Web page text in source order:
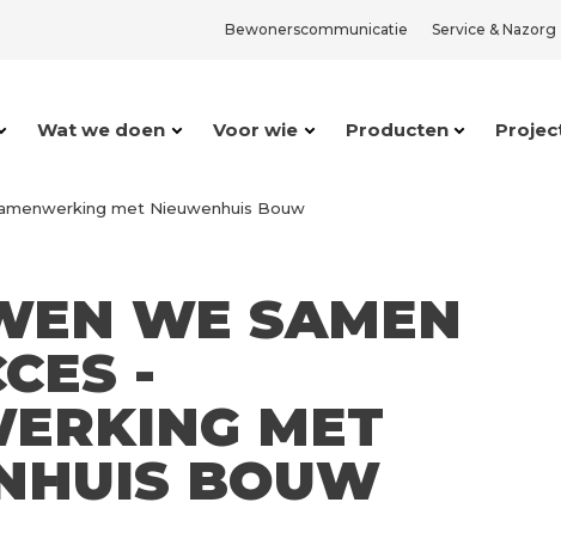
Bewonerscommunicatie Service & Nazorg
Wat we doen Voor wie Producten
met Nieuwenhuis Bouw
WE SAMEN
-
MET
BOUW